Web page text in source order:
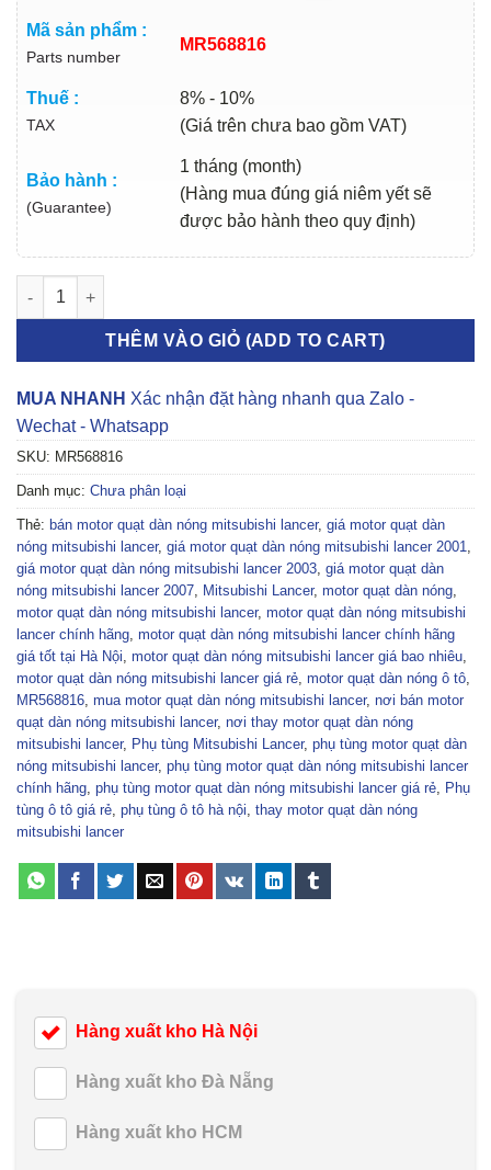
Mã sản phẩm :
Parts number
MR568816
Thuế :
TAX
8% - 10%
(Giá trên chưa bao gồm VAT)
Bảo hành :
(Guarantee)
1 tháng (month)
(Hàng mua đúng giá niêm yết sẽ
được bảo hành theo quy định)
MOTOR QUẠT DÀN NÓNG MITSUBISHI LANCER 2001-2007 |
THÊM VÀO GIỎ (ADD TO CART)
MUA NHANH Xác nhận đặt hàng nhanh qua Zalo -
Wechat - Whatsapp
SKU: MR568816
Danh mục: Chưa phân loại
Thẻ: bán motor quạt dàn nóng mitsubishi lancer, giá motor quạt dàn
nóng mitsubishi lancer, giá motor quạt dàn nóng mitsubishi lancer 2001,
giá motor quạt dàn nóng mitsubishi lancer 2003, giá motor quạt dàn
nóng mitsubishi lancer 2007, Mitsubishi Lancer, motor quạt dàn nóng,
motor quạt dàn nóng mitsubishi lancer, motor quạt dàn nóng mitsubishi
lancer chính hãng, motor quạt dàn nóng mitsubishi lancer chính hãng
giá tốt tại Hà Nội, motor quạt dàn nóng mitsubishi lancer giá bao nhiêu,
motor quạt dàn nóng mitsubishi lancer giá rẻ, motor quạt dàn nóng ô tô,
MR568816, mua motor quạt dàn nóng mitsubishi lancer, nơi bán motor
quạt dàn nóng mitsubishi lancer, nơi thay motor quạt dàn nóng
mitsubishi lancer, Phụ tùng Mitsubishi Lancer, phụ tùng motor quạt dàn
nóng mitsubishi lancer, phụ tùng motor quạt dàn nóng mitsubishi lancer
chính hãng, phụ tùng motor quạt dàn nóng mitsubishi lancer giá rẻ, Phụ
tùng ô tô giá rẻ, phụ tùng ô tô hà nội, thay motor quạt dàn nóng
mitsubishi lancer
Hàng xuất kho Hà Nội
Hàng xuất kho Đà Nẵng
Hàng xuất kho HCM